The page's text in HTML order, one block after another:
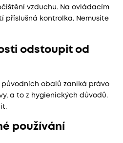
vzduchu. Na ovládacím
příslušná kontrolka. Nemusíte
odstoupit od
původních obalů zaniká právo
a to z hygienických důvodů.
používání